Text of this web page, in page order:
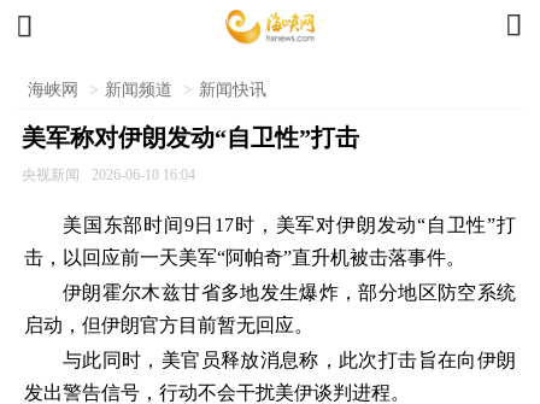
 
海峡网 > 新闻频道 > 新闻快讯
美军称对伊朗发动“自卫性”打击
央视新闻 2026-06-10 16:04
美国东部时间9日17时，美军对伊朗发动“自卫性”打
击，以回应前一天美军“阿帕奇”直升机被击落事件。
伊朗霍尔木兹甘省多地发生爆炸，部分地区防空系统
启动，但伊朗官方目前暂无回应。
与此同时，美官员释放消息称，此次打击旨在向伊朗
发出警告信号，行动不会干扰美伊谈判进程。